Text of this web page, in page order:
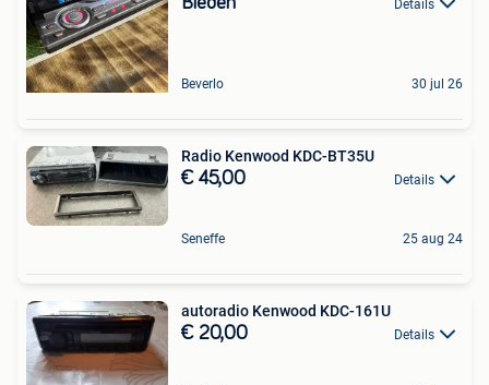
Details
Beverlo 30 jul 26
Radio Kenwood KDC-BT35U
€ 45,00 Details
Seneffe 25 aug 24
autoradio Kenwood KDC-161U
€ 20,00 Details